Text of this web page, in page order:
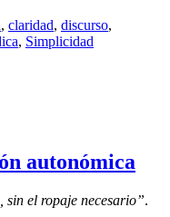
, claridad, discurso,
, Simplicidad
autonómica
sin el ropaje necesario”.